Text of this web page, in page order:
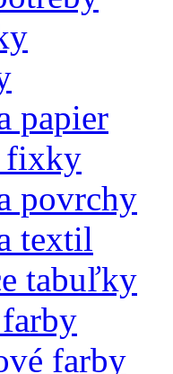
papier
fixky
povrchy
textil
tabuľky
farby